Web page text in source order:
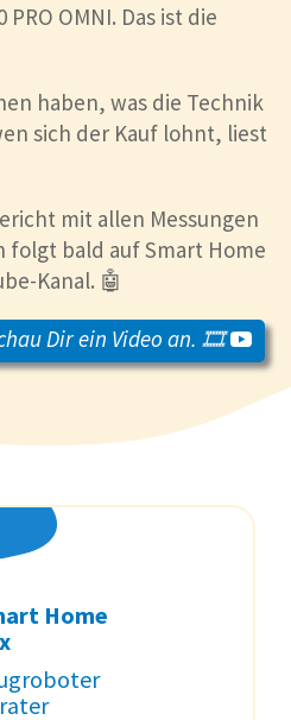
OMNI. Das ist die
haben, was die Technik
sich der Kauf lohnt, liest
mit allen Messungen
folgt bald auf Smart Home
Kanal. 🤖
Dir ein Video an. 🎞️
Home